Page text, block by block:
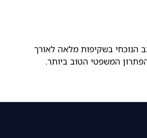
הנוכחי בשקיפות מלאה לאורך
המשפטי הטוב ביותר.